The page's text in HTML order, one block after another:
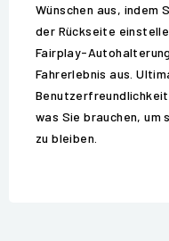
Wünschen aus, indem
der Rückseite
Fairplay-
Fahrerlebnis aus.
was Sie brauchen, um
zu bleiben.